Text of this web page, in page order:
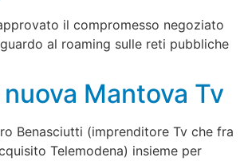
il compromesso negoziato
al roaming sulle reti pubbliche
Mantova Tv
Benasciutti (imprenditore Tv che fra
Telemodena) insieme per